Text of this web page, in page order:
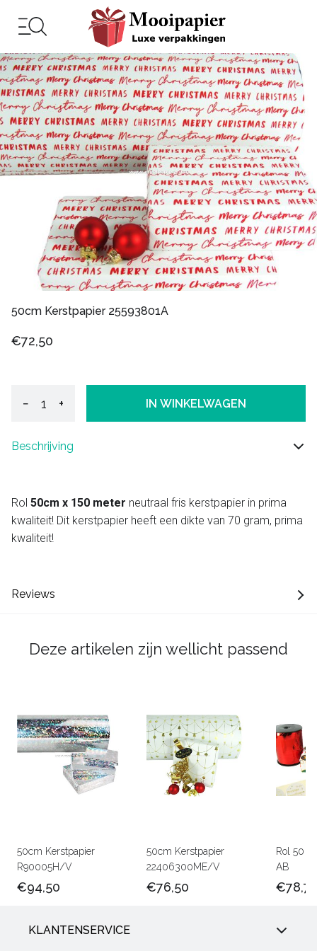
50cm Kerstpapier 25593801A
€72,50
− + IN WINKELWAGEN
Beschrijving
Rol 50cm x 150 meter neutraal fris kerstpapier in prima
kwaliteit! Dit kerstpapier heeft een dikte van 70 gram, prima
kwaliteit!
Reviews
Deze artikelen zijn wellicht passend
50cm Kerstpapier
R90005H/V
€94,50
50cm Kerstpapier
22406300ME/V
€76,50
Rol 50
AB
€78,75
KLANTENSERVICE